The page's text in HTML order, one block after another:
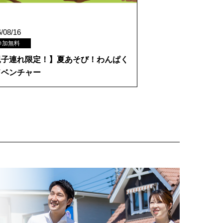
08/16
加無料
連れ限定！】夏あそび！わんぱく
ンチャー